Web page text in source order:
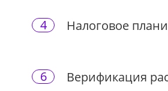
4 Налоговое
6 Верификация